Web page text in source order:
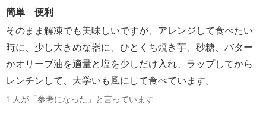
簡単 便利
そのまま解凍でも美味しいですが、アレンジして食べたい
時に、少し大きめな器に、ひとくち焼き芋、砂糖、バター
かオリーブ油を適量と塩を少しだけ入れ、ラップしてから
レンチンして、大学いも風にして食べています。
1 人が「参考になった」と言っています